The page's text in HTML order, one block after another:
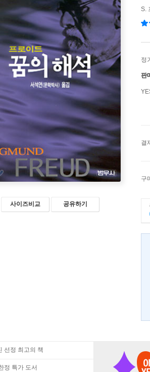
사이즈비교 공유하기
S.
정
판
결
구
선정 최고의 책
정 특가 도서